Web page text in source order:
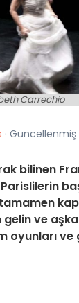
Carrechio
·
bilinen
ve aşka
oyunları